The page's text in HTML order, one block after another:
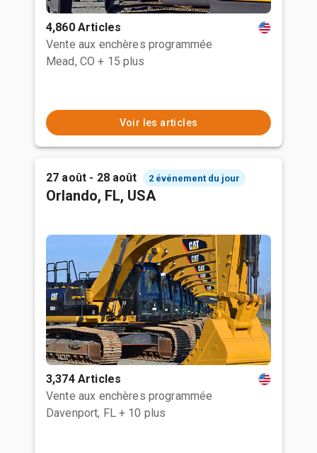
4,860 Articles
Vente aux enchères programmée
Mead, CO + 15 plus
Voir les articles
27 août - 28 août 2 événement du jour
Orlando, FL, USA
3,374 Articles
Vente aux enchères programmée
Davenport, FL + 10 plus